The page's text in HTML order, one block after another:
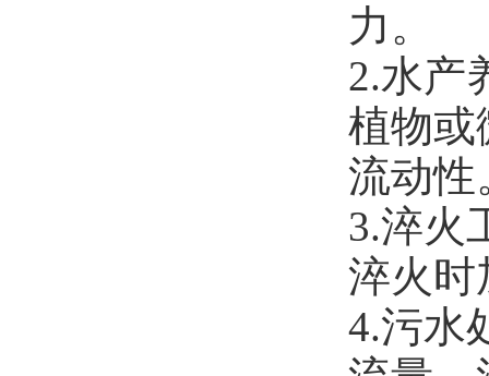
力。
2.水产
植物或
流动性
3.淬火
淬火时
4.污水